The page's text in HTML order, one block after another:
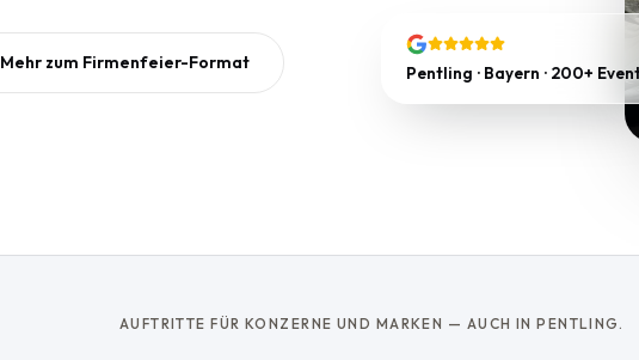
Mehr zum Firmenfeier-Format Pentling · Bayern · 200+
AUFTRITTE FÜR KONZERNE UND MARKEN — AUCH IN PENTLING.